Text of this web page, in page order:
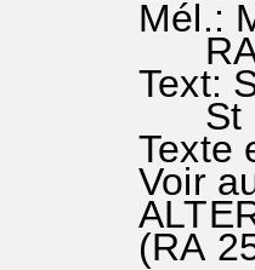
Mél.:
RA
Text:
St
Texte
Voir
(RA